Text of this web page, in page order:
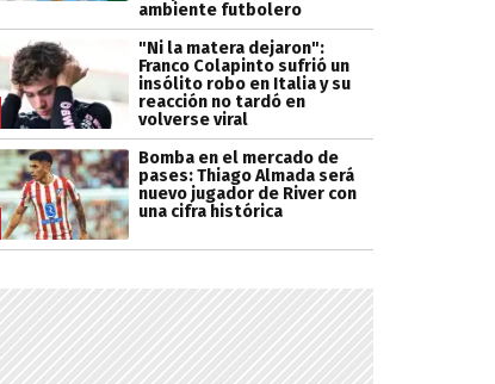
ambiente futbolero
"Ni la matera dejaron":
Franco Colapinto sufrió un
insólito robo en Italia y su
reacción no tardó en
volverse viral
Bomba en el mercado de
pases: Thiago Almada será
nuevo jugador de River con
una cifra histórica